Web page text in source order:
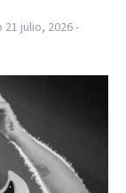
21 julio, 2026 -